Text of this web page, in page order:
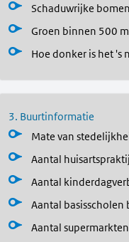
Schaduwrijke
Groen binnen 500
Hoe donker is het 's
3. Buurtinformatie
Mate van
Aantal
Aantal
Aantal basisscholen
Aantal